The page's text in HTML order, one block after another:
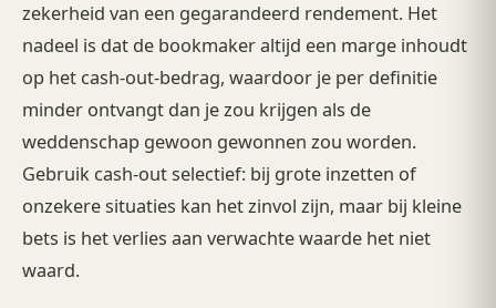
zekerheid van een gegarandeerd rendement. Het
nadeel is dat de bookmaker altijd een marge inhoudt
op het cash-out-bedrag, waardoor je per definitie
minder ontvangt dan je zou krijgen als de
weddenschap gewoon gewonnen zou worden.
Gebruik cash-out selectief: bij grote inzetten of
onzekere situaties kan het zinvol zijn, maar bij kleine
bets is het verlies aan verwachte waarde het niet
waard.